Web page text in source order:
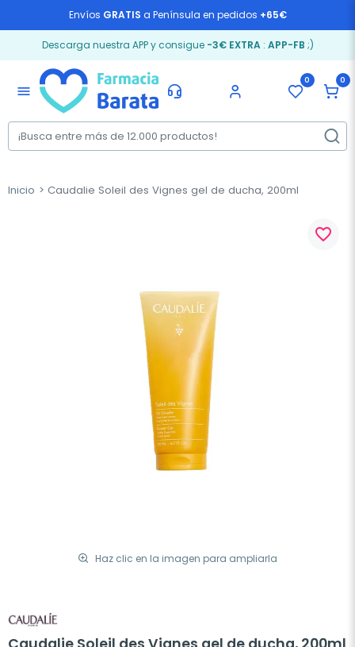
Envíos GRATIS a Península en pedidos +65€
Descarga nuestra APP y consigue -3€ EXTRA: APP-FB ;)
menu
0 0
Inicio Caudalie Soleil des Vignes gel de ducha, 200ml
Haz clic en la imagen para ampliarla
favorite_border